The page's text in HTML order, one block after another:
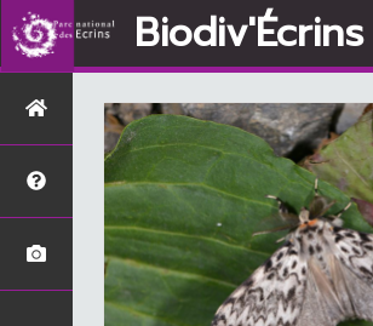
Biodiv'Écrins